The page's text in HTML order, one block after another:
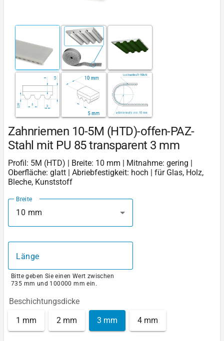
Zahnriemen 10-5M (HTD)-offen-PAZ-
Stahl mit PU 85 transparent 3 mm
Profil: 5M (HTD) | Breite: 10 mm | Mitnahme: gering |
Oberfläche: glatt | Abriebfestigkeit: hoch | für Glas, Holz,
Bleche, Kunststoff
Breite
10 mm
Länge
Bitte geben Sie einen Wert zwischen
735 mm und 100000 mm ein.
Beschichtungsdicke
1 mm 2 mm 3 mm 4 mm